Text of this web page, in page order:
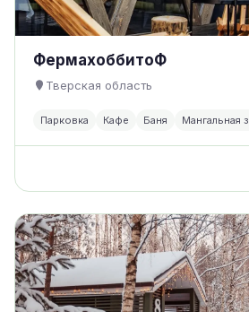
ФермахоббитоФ
Тверская область
Парковка Кафе Баня Мангальная